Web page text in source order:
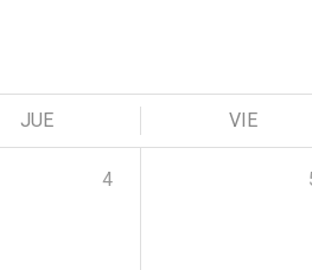
JUE VIE
4